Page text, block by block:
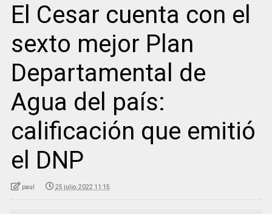
El Cesar cuenta con el
sexto mejor Plan
Departamental de
Agua del país:
calificación que emitió
el DNP
paul 25 julio, 2022 11:15